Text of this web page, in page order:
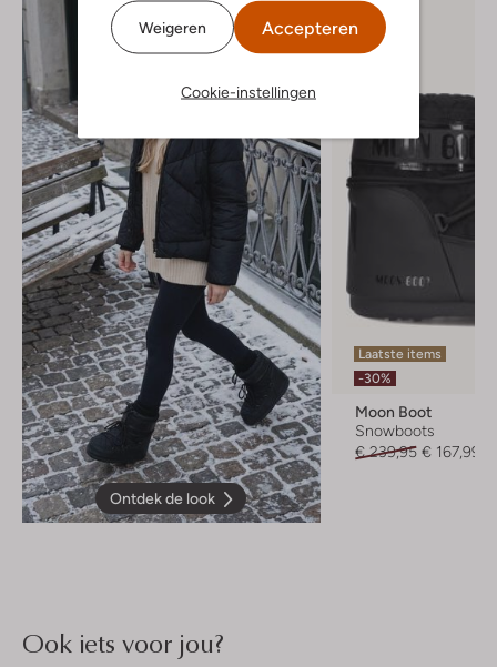
Weigeren Accepteren
Cookie-instellingen
Ontdek de look
Laatste items
-30%
Moon Boot
Snowboots
€ 239,95 € 167,99
Ook iets voor jou?